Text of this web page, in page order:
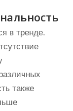
в тренде.
также